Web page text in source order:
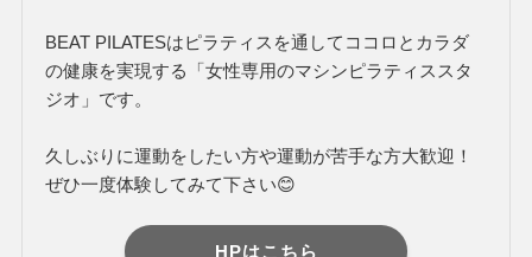
BEAT PILATESはピラティスを通してココロとカラダ
の健康を実現する「女性専用のマシンピラティススタ
ジオ」です。
久しぶりに運動をしたい方や運動が苦手な方大歓迎！
ぜひ一度体験してみて下さい😊
HPはこちら